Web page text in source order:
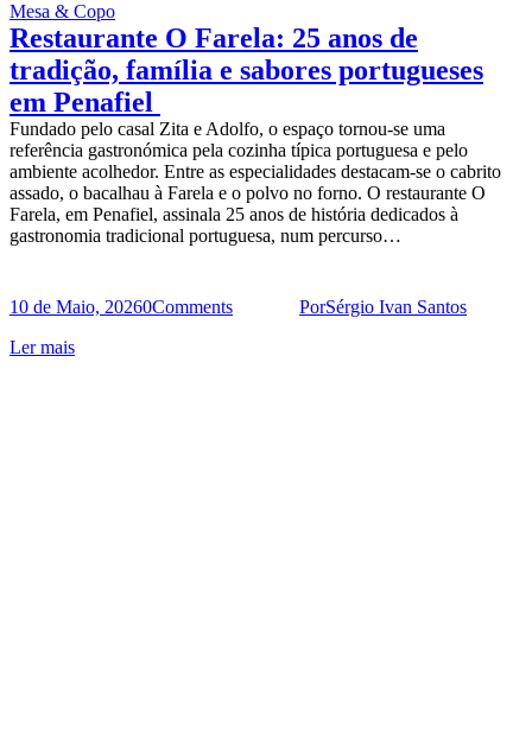
Mesa & Copo
Restaurante O Farela: 25 anos de
tradição, família e sabores portugueses
em Penafiel
Fundado pelo casal Zita e Adolfo, o espaço tornou-se uma
referência gastronómica pela cozinha típica portuguesa e pelo
ambiente acolhedor. Entre as especialidades destacam-se o cabrito
assado, o bacalhau à Farela e o polvo no forno. O restaurante O
Farela, em Penafiel, assinala 25 anos de história dedicados à
gastronomia tradicional portuguesa, num percurso…
10 de Maio, 20260Comments PorSérgio Ivan Santos
Ler mais